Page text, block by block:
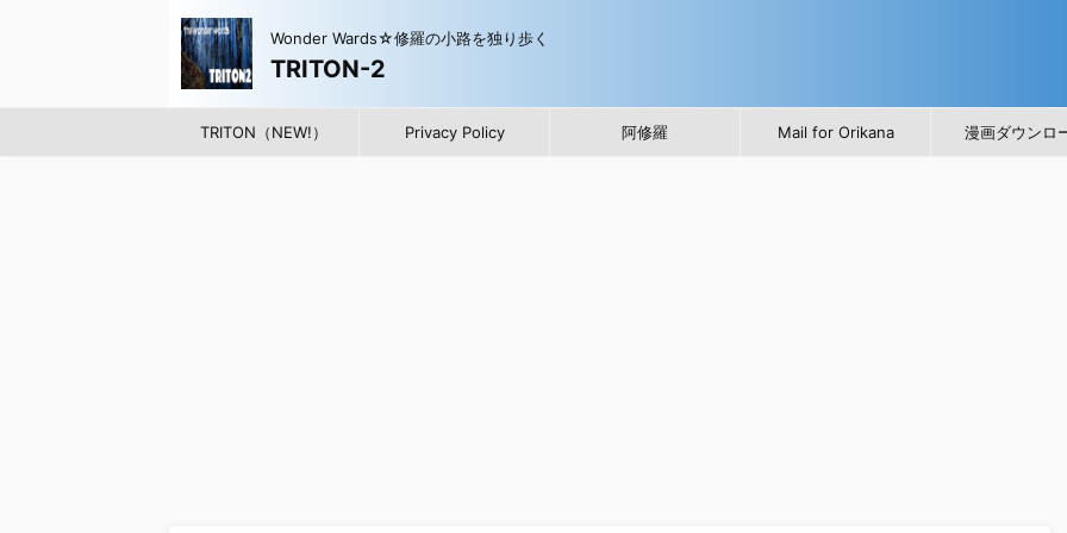
Wonder Wards☆修羅の小路を独り歩く
TRITON-2
TRITON（NEW!） Privacy Policy 阿修羅 Mail for Orikana 漫画ダウンロ